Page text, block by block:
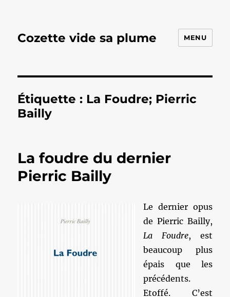
Cozette vide sa plume MENU
Étiquette : La Foudre; Pierric
Bailly
La foudre du dernier
Pierric Bailly
Le dernier opus
de Pierric Bailly,
La Foudre, est
beaucoup plus
épais que les
précédents.
Etoffé. C’est